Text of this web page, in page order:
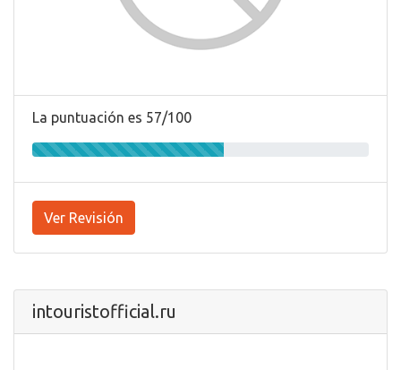
La puntuación es 57/100
Ver Revisión
intouristofficial.ru